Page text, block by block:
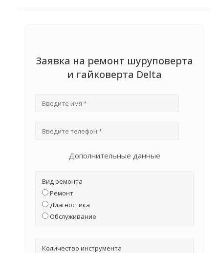
Заявка на ремонт шуруповерта
и гайковерта Delta
Дополнительные данные
Вид ремонта
Ремонт
Диагностика
Обслуживание
Количество инструмента